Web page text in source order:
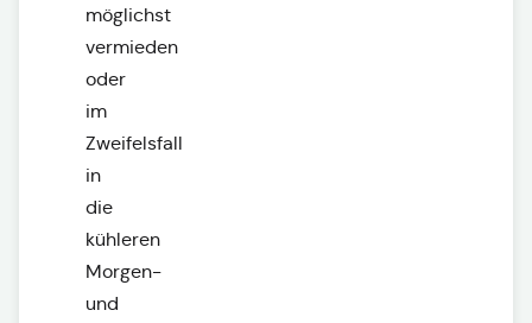
möglichst
vermieden
oder
im
Zweifelsfall
in
die
kühleren
Morgen-
und